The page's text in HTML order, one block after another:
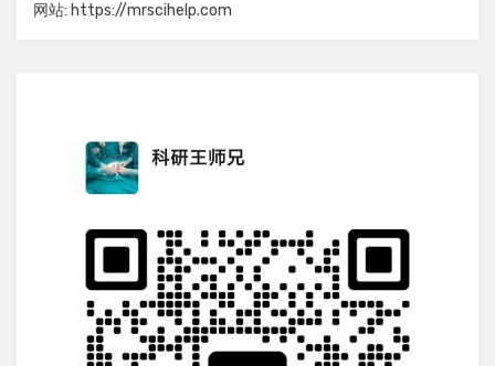
网站: https://mrscihelp.com